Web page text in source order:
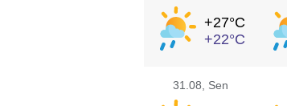
+27°C
+22°C
31.08 , Sen